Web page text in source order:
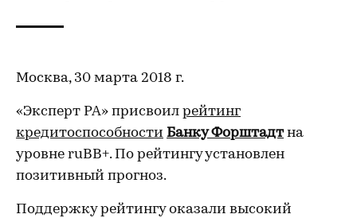
Москва, 30 марта 2018 г.
«Эксперт РА» присвоил рейтинг
кредитоспособности Банку Форштадтна
уровне ruBB+. По рейтингу установлен
позитивный прогноз.
Поддержку рейтингу оказали высокий